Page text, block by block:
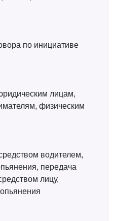
по инициативе
лицам,
физическим
водителем,
передача
лицу,